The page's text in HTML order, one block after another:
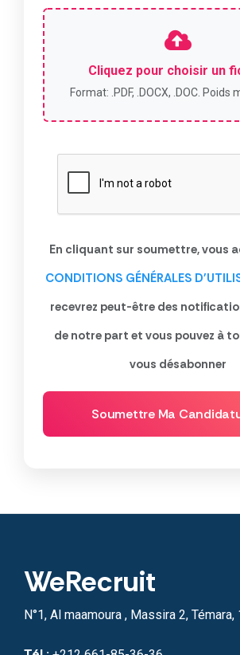
Cliquez pour choisir un
Format: .PDF, .DOCX, .DOC. Poids
En cliquant sur soumettre, vous
CONDITIONS GÉNÉRALES
recevrez peut-être des
de notre part et vous pouvez à
vous désabonner
Soumettre Ma
WeRecruit
N°1, Al maamoura , Massira 2,